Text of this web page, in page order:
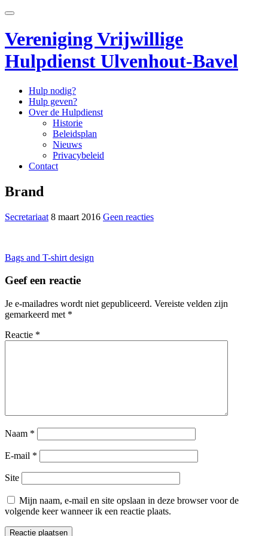
Ga
naar
de
Schakel
Vereniging Vrijwillige
Hulpdienst Ulvenhout-Bavel
Hulp nodig?
Hulp geven?
Over de Hulpdienst
Historie
Beleidsplan
Nieuws
Privacybeleid
Contact
Brand
Secretariaat 8 maart 2016 Geen reacties
Bericht
navigatie
Bags and T-shirt design
Geef een reactie
Je e-mailadres wordt niet gepubliceerd. Vereiste velden zijn
gemarkeerd met *
Reactie *
Naam *
E-mail *
Site
Mijn naam, e-mail en site opslaan in deze browser voor de
volgende keer wanneer ik een reactie plaats.